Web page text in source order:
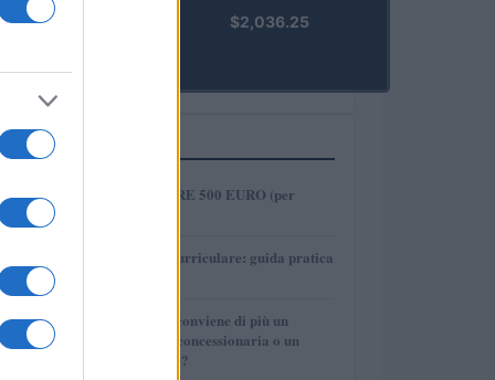
PRIME)
$2,036.25
PIÙ LETTI
1
COME INVESTIRE 500 EURO (per
2
Tirocinio extra-curriculare: guida pratica
3
Per le auto usate conviene di più un
finanziamento in concessionaria o un
prestito personale?